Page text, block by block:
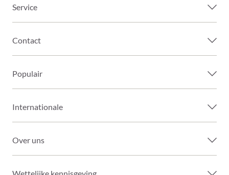
Service
Contact
Populair
Internationale
Over uns